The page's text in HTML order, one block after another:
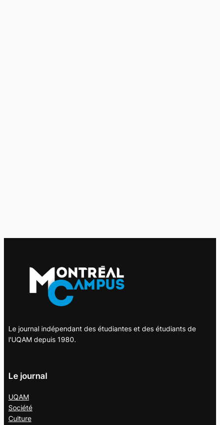
Le journal indépendant des étudiantes et des étudiants de
l'UQAM depuis 1980.
Le journal
UQAM
Société
Culture